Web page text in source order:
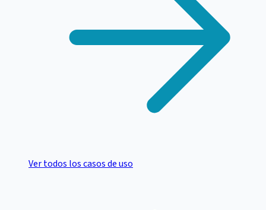
Ver todos los casos de uso